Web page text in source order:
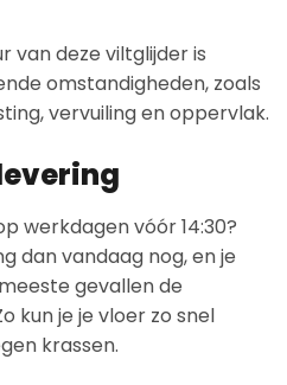
van deze viltglijder is
omstandigheden, zoals
vervuiling en oppervlak.
werkdagen vóór 14:30?
dan vandaag nog, en je
gevallen de
kun je je vloer zo snel
krassen.